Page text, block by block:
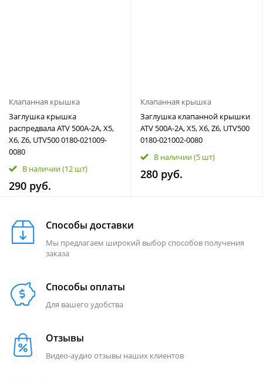
Клапанная крышка
Заглушка крышка
распредвала ATV 500A-2A, X5,
X6, Z6, UTV500 0180-021009-
0080
В наличии(12 шт)
290 руб.
Клапанная крышка
Заглушка клапанной крышки
ATV 500A-2A, X5, X6, Z6, UTV500
0180-021002-0080
В наличии(5 шт)
280 руб.
Способы доставки
Мы предлагаем широкий выбор способов получения
заказа
Способы оплаты
Для вашего удобства
Отзывы
Видео-аудио отзывы наших клиентов